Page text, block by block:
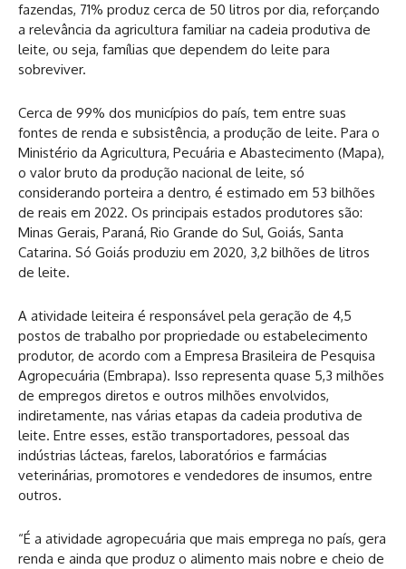
fazendas, 71% produz cerca de 50 litros por dia, reforçando
a relevância da agricultura familiar na cadeia produtiva de
leite, ou seja, famílias que dependem do leite para
sobreviver.
Cerca de 99% dos municípios do país, tem entre suas
fontes de renda e subsistência, a produção de leite. Para o
Ministério da Agricultura, Pecuária e Abastecimento (Mapa),
o valor bruto da produção nacional de leite, só
considerando porteira a dentro, é estimado em 53 bilhões
de reais em 2022. Os principais estados produtores são:
Minas Gerais, Paraná, Rio Grande do Sul, Goiás, Santa
Catarina. Só Goiás produziu em 2020, 3,2 bilhões de litros
de leite.
A atividade leiteira é responsável pela geração de 4,5
postos de trabalho por propriedade ou estabelecimento
produtor, de acordo com a Empresa Brasileira de Pesquisa
Agropecuária (Embrapa). Isso representa quase 5,3 milhões
de empregos diretos e outros milhões envolvidos,
indiretamente, nas várias etapas da cadeia produtiva de
leite. Entre esses, estão transportadores, pessoal das
indústrias lácteas, farelos, laboratórios e farmácias
veterinárias, promotores e vendedores de insumos, entre
outros.
“É a atividade agropecuária que mais emprega no país, gera
renda e ainda que produz o alimento mais nobre e cheio de